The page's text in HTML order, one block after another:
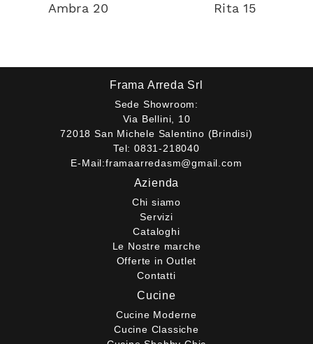
Ambra 20 Rita 15
Frama Arreda Srl
Sede Showroom:
Via Bellini, 10
72018 San Michele Salentino (Brindisi)
Tel: 0831-218040
E-Mail:framaarredasm@gmail.com
Azienda
Chi siamo
Servizi
Cataloghi
Le Nostre marche
Offerte in Outlet
Contatti
Cucine
Cucine Moderne
Cucine Classiche